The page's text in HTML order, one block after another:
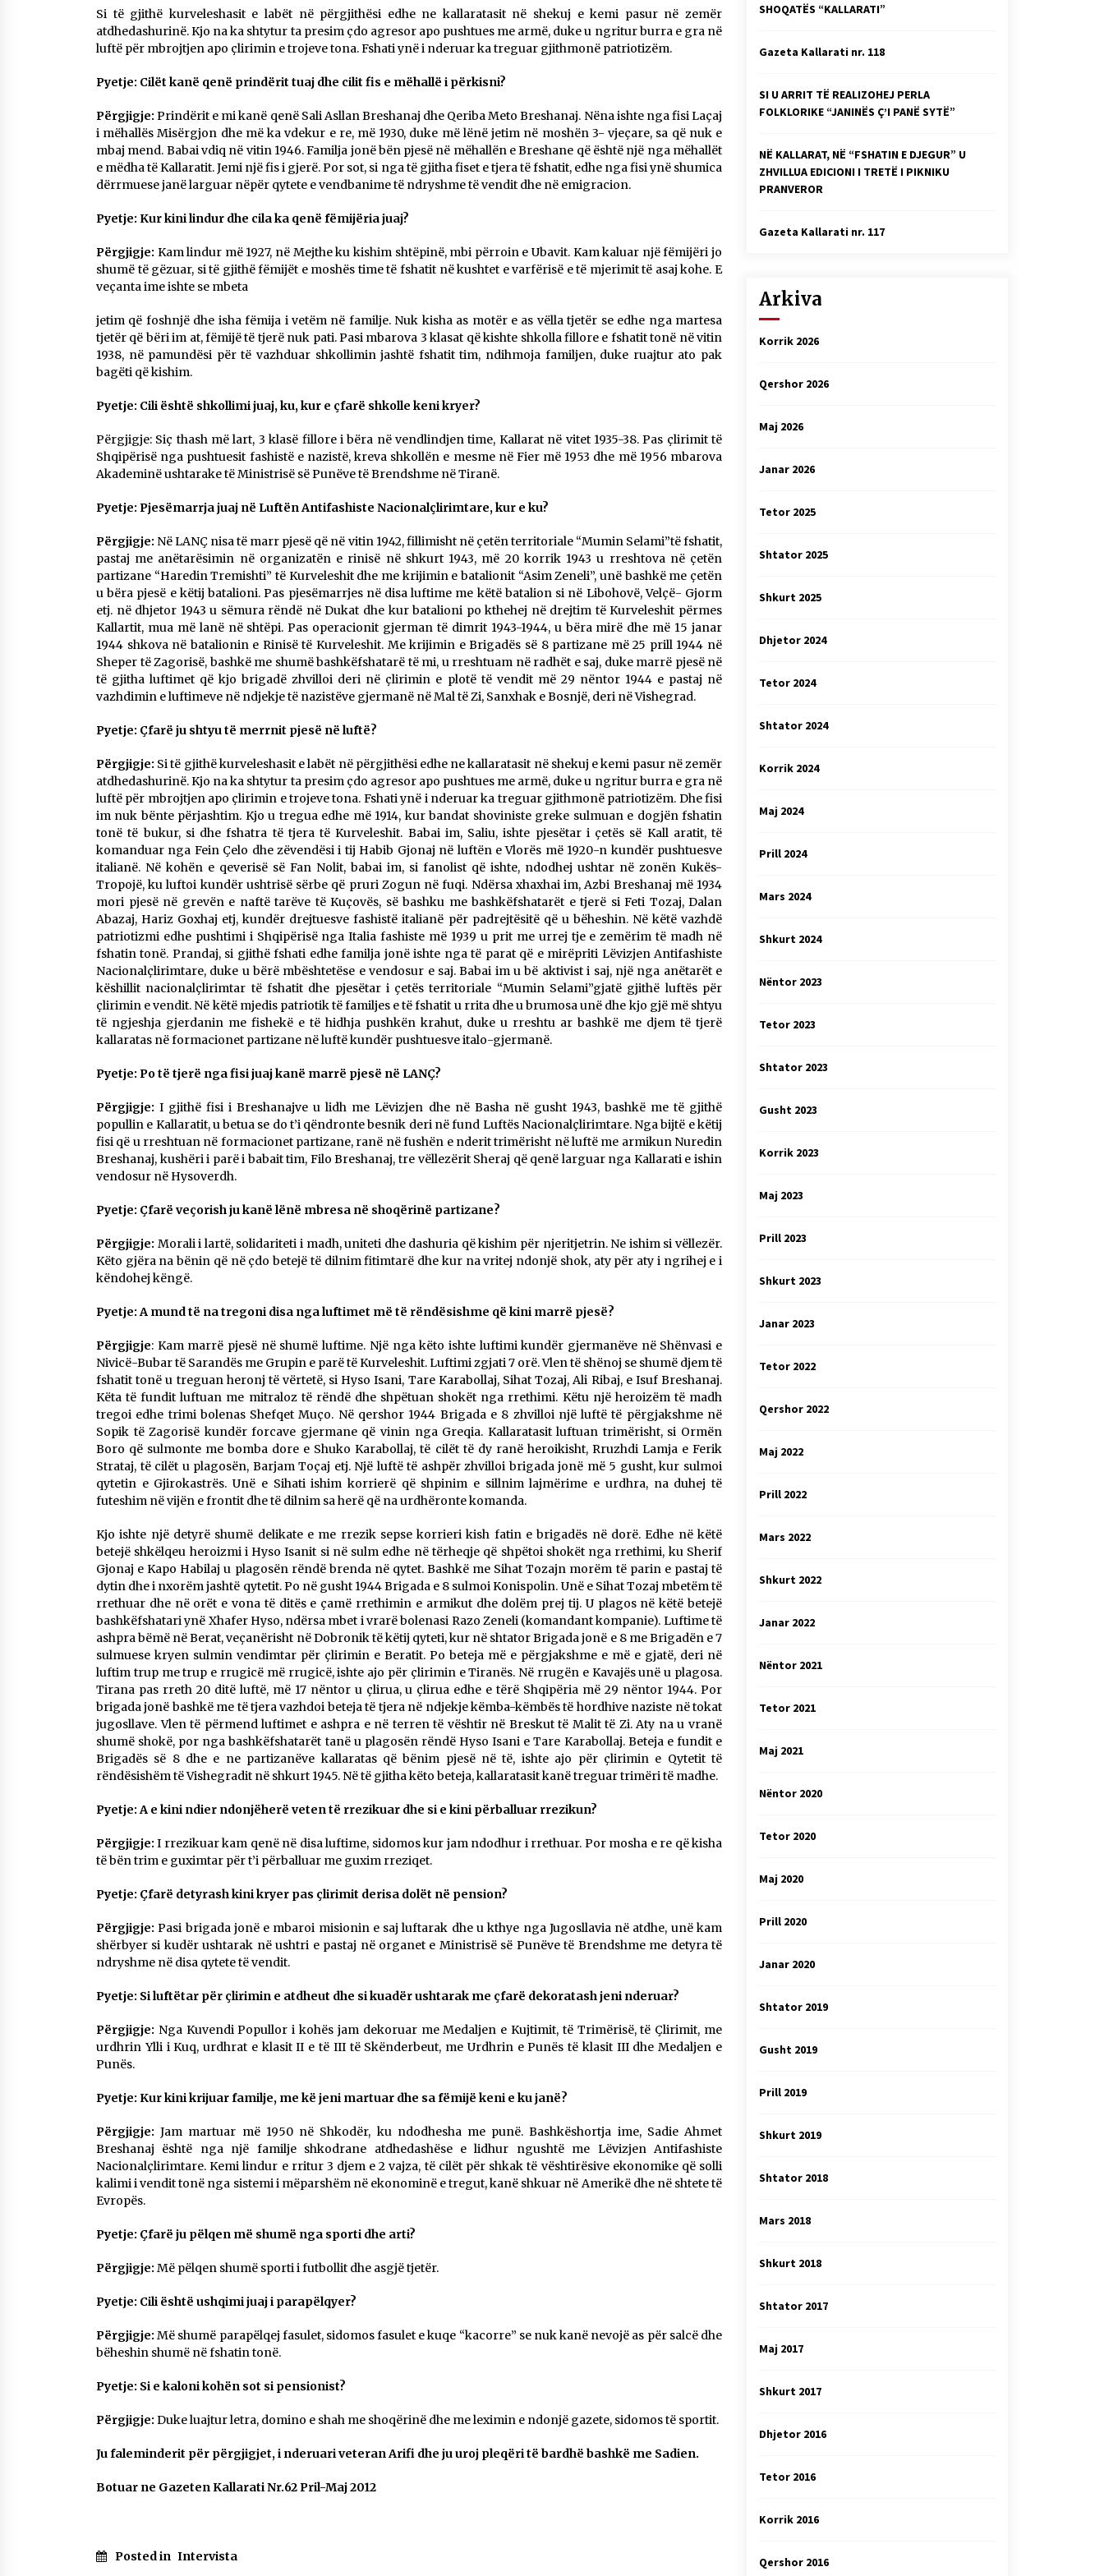
Mbi kockat e martirëve ngrihet
Atdheu
17/10/2025
Gazeta Kallarati nr. 115
14/10/2025
Faksimilet e një 83 vjetori lufte:
04/10/2025
VENDIT – NGA ÇIZE XHAFERAJ
22/09/2025
MATEMATIKËS, POR EDHE SI NJË
BANOR I PËRKOHSHËM I TIJ”
12/09/2025
Gazeta Kallarati nr. 114
06/02/2025
Si të gjithë kurveleshasit e labët në përgjithësi edhe ne kallaratasit në shekuj e kemi pasur në zemër
atdhedashurinë. Kjo na ka shtytur ta presim çdo agresor apo pushtues me armë, duke u ngritur burra e gra në
luftë për mbrojtjen apo çlirimin e trojeve tona. Fshati ynë i nderuar ka treguar gjithmonë patriotizëm.
Pyetje: Cilët kanë qenë prindërit tuaj dhe cilit fis e mëhallë i përkisni?
Përgjigje: Prindërit e mi kanë qenë Sali Asllan Breshanaj dhe Qeriba Meto Breshanaj. Nëna ishte nga fisi Laçaj
i mëhallës Misërgjon dhe më ka vdekur e re, më 1930, duke më lënë jetim në moshën 3- vjeçare, sa që nuk e
mbaj mend. Babai vdiq në vitin 1946. Familja jonë bën pjesë në mëhallën e Breshane që është një nga mëhallët
e mëdha të Kallaratit. Jemi një fis i gjerë. Por sot, si nga të gjitha fiset e tjera të fshatit, edhe nga fisi ynë shumica
dërrmuese janë larguar nëpër qytete e vendbanime të ndryshme të vendit dhe në emigracion.
Pyetje: Kur kini lindur dhe cila ka qenë fëmijëria juaj?
Përgjigje: Kam lindur më 1927, në Mejthe ku kishim shtëpinë, mbi përroin e Ubavit. Kam kaluar një fëmijëri jo
shumë të gëzuar, si të gjithë fëmijët e moshës time të fshatit në kushtet e varfërisë e të mjerimit të asaj kohe. E
veçanta ime ishte se mbeta
jetim që foshnjë dhe isha fëmija i vetëm në familje. Nuk kisha as motër e as vëlla tjetër se edhe nga martesa
tjetër që bëri im at, fëmijë të tjerë nuk pati. Pasi mbarova 3 klasat që kishte shkolla fillore e fshatit tonë në vitin
1938, në pamundësi për të vazhduar shkollimin jashtë fshatit tim, ndihmoja familjen, duke ruajtur ato pak
bagëti që kishim.
Pyetje: Cili është shkollimi juaj, ku, kur e çfarë shkolle keni kryer?
Përgjigje: Siç thash më lart, 3 klasë fillore i bëra në vendlindjen time, Kallarat në vitet 1935-38. Pas çlirimit të
Shqipërisë nga pushtuesit fashistë e nazistë, kreva shkollën e mesme në Fier më 1953 dhe më 1956 mbarova
Akademinë ushtarake të Ministrisë së Punëve të Brendshme në Tiranë.
Pyetje: Pjesëmarrja juaj në Luftën Antifashiste Nacionalçlirimtare, kur e ku?
Përgjigje: Në LANÇ nisa të marr pjesë që në vitin 1942, fillimisht në çetën territoriale “Mumin Selami”të fshatit,
pastaj me anëtarësimin në organizatën e rinisë në shkurt 1943, më 20 korrik 1943 u rreshtova në çetën
partizane “Haredin Tremishti” të Kurveleshit dhe me krijimin e batalionit “Asim Zeneli”, unë bashkë me çetën
u bëra pjesë e këtij batalioni. Pas pjesëmarrjes në disa luftime me këtë batalion si në Libohovë, Velçë- Gjorm
etj. në dhjetor 1943 u sëmura rëndë në Dukat dhe kur batalioni po kthehej në drejtim të Kurveleshit përmes
Kallartit, mua më lanë në shtëpi. Pas operacionit gjerman të dimrit 1943-1944, u bëra mirë dhe më 15 janar
1944 shkova në batalionin e Rinisë të Kurveleshit. Me krijimin e Brigadës së 8 partizane më 25 prill 1944 në
Sheper të Zagorisë, bashkë me shumë bashkëfshatarë të mi, u rreshtuam në radhët e saj, duke marrë pjesë në
të gjitha luftimet që kjo brigadë zhvilloi deri në çlirimin e plotë të vendit më 29 nëntor 1944 e pastaj në
vazhdimin e luftimeve në ndjekje të nazistëve gjermanë në Mal të Zi, Sanxhak e Bosnjë, deri në Vishegrad.
Pyetje: Çfarë ju shtyu të merrnit pjesë në luftë?
Përgjigje: Si të gjithë kurveleshasit e labët në përgjithësi edhe ne kallaratasit në shekuj e kemi pasur në zemër
atdhedashurinë. Kjo na ka shtytur ta presim çdo agresor apo pushtues me armë, duke u ngritur burra e gra në
luftë për mbrojtjen apo çlirimin e trojeve tona. Fshati ynë i nderuar ka treguar gjithmonë patriotizëm. Dhe fisi
im nuk bënte përjashtim. Kjo u tregua edhe më 1914, kur bandat shoviniste greke sulmuan e dogjën fshatin
tonë të bukur, si dhe fshatra të tjera të Kurveleshit. Babai im, Saliu, ishte pjesëtar i çetës së Kall aratit, të
komanduar nga Fein Çelo dhe zëvendësi i tij Habib Gjonaj në luftën e Vlorës më 1920-n kundër pushtuesve
italianë. Në kohën e qeverisë së Fan Nolit, babai im, si fanolist që ishte, ndodhej ushtar në zonën Kukës-
Tropojë, ku luftoi kundër ushtrisë sërbe që pruri Zogun në fuqi. Ndërsa xhaxhai im, Azbi Breshanaj më 1934
mori pjesë në grevën e naftë tarëve të Kuçovës, së bashku me bashkëfshatarët e tjerë si Feti Tozaj, Dalan
Abazaj, Hariz Goxhaj etj, kundër drejtuesve fashistë italianë për padrejtësitë që u bëheshin. Në këtë vazhdë
patriotizmi edhe pushtimi i Shqipërisë nga Italia fashiste më 1939 u prit me urrej tje e zemërim të madh në
fshatin tonë. Prandaj, si gjithë fshati edhe familja jonë ishte nga të parat që e mirëpriti Lëvizjen Antifashiste
Nacionalçlirimtare, duke u bërë mbështetëse e vendosur e saj. Babai im u bë aktivist i saj, një nga anëtarët e
këshillit nacionalçlirimtar të fshatit dhe pjesëtar i çetës territoriale “Mumin Selami”gjatë gjithë luftës për
çlirimin e vendit. Në këtë mjedis patriotik të familjes e të fshatit u rrita dhe u brumosa unë dhe kjo gjë më shtyu
të ngjeshja gjerdanin me fishekë e të hidhja pushkën krahut, duke u rreshtu ar bashkë me djem të tjerë
kallaratas në formacionet partizane në luftë kundër pushtuesve italo-gjermanë.
Pyetje: Po të tjerë nga fisi juaj kanë marrë pjesë në LANÇ?
Përgjigje: I gjithë fisi i Breshanajve u lidh me Lëvizjen dhe në Basha në gusht 1943, bashkë me të gjithë
popullin e Kallaratit, u betua se do t’i qëndronte besnik deri në fund Luftës Nacionalçlirimtare. Nga bijtë e këtij
fisi që u rreshtuan në formacionet partizane, ranë në fushën e nderit trimërisht në luftë me armikun Nuredin
Breshanaj, kushëri i parë i babait tim, Filo Breshanaj, tre vëllezërit Sheraj që qenë larguar nga Kallarati e ishin
vendosur në Hysoverdh.
Pyetje: Çfarë veçorish ju kanë lënë mbresa në shoqërinë partizane?
Përgjigje: Morali i lartë, solidariteti i madh, uniteti dhe dashuria që kishim për njeritjetrin. Ne ishim si vëllezër.
Këto gjëra na bënin që në çdo betejë të dilnim fitimtarë dhe kur na vritej ndonjë shok, aty për aty i ngrihej e i
këndohej këngë.
Pyetje: A mund të na tregoni disa nga luftimet më të rëndësishme që kini marrë pjesë?
Përgjigje: Kam marrë pjesë në shumë luftime. Një nga këto ishte luftimi kundër gjermanëve në Shënvasi e
Nivicë-Bubar të Sarandës me Grupin e parë të Kurveleshit. Luftimi zgjati 7 orë. Vlen të shënoj se shumë djem të
fshatit tonë u treguan heronj të vërtetë, si Hyso Isani, Tare Karabollaj, Sihat Tozaj, Ali Ribaj, e Isuf Breshanaj.
Këta të fundit luftuan me mitraloz të rëndë dhe shpëtuan shokët nga rrethimi. Këtu një heroizëm të madh
tregoi edhe trimi bolenas Shefqet Muço. Në qershor 1944 Brigada e 8 zhvilloi një luftë të përgjakshme në
Sopik të Zagorisë kundër forcave gjermane që vinin nga Greqia. Kallaratasit luftuan trimërisht, si Ormën
Boro që sulmonte me bomba dore e Shuko Karabollaj, të cilët të dy ranë heroikisht, Rruzhdi Lamja e Ferik
Strataj, të cilët u plagosën, Barjam Toçaj etj. Një luftë të ashpër zhvilloi brigada jonë më 5 gusht, kur sulmoi
qytetin e Gjirokastrës. Unë e Sihati ishim korrierë që shpinim e sillnim lajmërime e urdhra, na duhej të
futeshim në vijën e frontit dhe të dilnim sa herë që na urdhëronte komanda.
Kjo ishte një detyrë shumë delikate e me rrezik sepse korrieri kish fatin e brigadës në dorë. Edhe në këtë
betejë shkëlqeu heroizmi i Hyso Isanit si në sulm edhe në tërheqje që shpëtoi shokët nga rrethimi, ku Sherif
Gjonaj e Kapo Habilaj u plagosën rëndë brenda në qytet. Bashkë me Sihat Tozajn morëm të parin e pastaj të
dytin dhe i nxorëm jashtë qytetit. Po në gusht 1944 Brigada e 8 sulmoi Konispolin. Unë e Sihat Tozaj mbetëm të
rrethuar dhe në orët e vona të ditës e çamë rrethimin e armikut dhe dolëm prej tij. U plagos në këtë betejë
bashkëfshatari ynë Xhafer Hyso, ndërsa mbet i vrarë bolenasi Razo Zeneli (komandant kompanie). Luftime të
ashpra bëmë në Berat, veçanërisht në Dobronik të këtij qyteti, kur në shtator Brigada jonë e 8 me Brigadën e 7
sulmuese kryen sulmin vendimtar për çlirimin e Beratit. Po beteja më e përgjakshme e më e gjatë, deri në
luftim trup me trup e rrugicë më rrugicë, ishte ajo për çlirimin e Tiranës. Në rrugën e Kavajës unë u plagosa.
Tirana pas rreth 20 ditë luftë, më 17 nëntor u çlirua, u çlirua edhe e tërë Shqipëria më 29 nëntor 1944. Por
brigada jonë bashkë me të tjera vazhdoi beteja të tjera në ndjekje këmba-këmbës të hordhive naziste në tokat
jugosllave. Vlen të përmend luftimet e ashpra e në terren të vështir në Breskut të Malit të Zi. Aty na u vranë
shumë shokë, por nga bashkëfshatarët tanë u plagosën rëndë Hyso Isani e Tare Karabollaj. Beteja e fundit e
Brigadës së 8 dhe e ne partizanëve kallaratas që bënim pjesë në të, ishte ajo për çlirimin e Qytetit të
rëndësishëm të Vishegradit në shkurt 1945. Në të gjitha këto beteja, kallaratasit kanë treguar trimëri të madhe.
Pyetje: A e kini ndier ndonjëherë veten të rrezikuar dhe si e kini përballuar rrezikun?
Përgjigje: I rrezikuar kam qenë në disa luftime, sidomos kur jam ndodhur i rrethuar. Por mosha e re që kisha
të bën trim e guximtar për t’i përballuar me guxim rreziqet.
Pyetje: Çfarë detyrash kini kryer pas çlirimit derisa dolët në pension?
Përgjigje: Pasi brigada jonë e mbaroi misionin e saj luftarak dhe u kthye nga Jugosllavia në atdhe, unë kam
shërbyer si kudër ushtarak në ushtri e pastaj në organet e Ministrisë së Punëve të Brendshme me detyra të
ndryshme në disa qytete të vendit.
Pyetje: Si luftëtar për çlirimin e atdheut dhe si kuadër ushtarak me çfarë dekoratash jeni nderuar?
Përgjigje: Nga Kuvendi Popullor i kohës jam dekoruar me Medaljen e Kujtimit, të Trimërisë, të Çlirimit, me
urdhrin Ylli i Kuq, urdhrat e klasit II e të III të Skënderbeut, me Urdhrin e Punës të klasit III dhe Medaljen e
Punës.
Pyetje: Kur kini krijuar familje, me kë jeni martuar dhe sa fëmijë keni e ku janë?
Përgjigje: Jam martuar më 1950 në Shkodër, ku ndodhesha me punë. Bashkëshortja ime, Sadie Ahmet
Breshanaj është nga një familje shkodrane atdhedashëse e lidhur ngushtë me Lëvizjen Antifashiste
Nacionalçlirimtare. Kemi lindur e rritur 3 djem e 2 vajza, të cilët për shkak të vështirësive ekonomike që solli
kalimi i vendit tonë nga sistemi i mëparshëm në ekonominë e tregut, kanë shkuar në Amerikë dhe në shtete të
Evropës.
Pyetje: Çfarë ju pëlqen më shumë nga sporti dhe arti?
Përgjigje: Më pëlqen shumë sporti i futbollit dhe asgjë tjetër.
Pyetje: Cili është ushqimi juaj i parapëlqyer?
Përgjigje: Më shumë parapëlqej fasulet, sidomos fasulet e kuqe “kacorre” se nuk kanë nevojë as për salcë dhe
bëheshin shumë në fshatin tonë.
Pyetje: Si e kaloni kohën sot si pensionist?
Përgjigje: Duke luajtur letra, domino e shah me shoqërinë dhe me leximin e ndonjë gazete, sidomos të sportit.
Ju faleminderit për përgjigjet, i nderuari veteran Arifi dhe ju uroj pleqëri të bardhë bashkë me Sadien.
Botuar ne Gazeten Kallarati Nr.62 Pril-Maj 2012
Posted in Intervista
SHOQATËS “KALLARATI”
Gazeta Kallarati nr. 118
SI U ARRIT TË REALIZOHEJ PERLA
FOLKLORIKE “JANINËS Ç’I PANË SYTË”
NË KALLARAT, NË “FSHATIN E DJEGUR” U
ZHVILLUA EDICIONI I TRETË I PIKNIKU
PRANVEROR
Gazeta Kallarati nr. 117
Arkiva
Korrik 2026
Qershor 2026
Maj 2026
Janar 2026
Tetor 2025
Shtator 2025
Shkurt 2025
Dhjetor 2024
Tetor 2024
Shtator 2024
Korrik 2024
Maj 2024
Prill 2024
Mars 2024
Shkurt 2024
Nëntor 2023
Tetor 2023
Shtator 2023
Gusht 2023
Korrik 2023
Maj 2023
Prill 2023
Shkurt 2023
Janar 2023
Tetor 2022
Qershor 2022
Maj 2022
Prill 2022
Mars 2022
Shkurt 2022
Janar 2022
Nëntor 2021
Tetor 2021
Maj 2021
Nëntor 2020
Tetor 2020
Maj 2020
Prill 2020
Janar 2020
Shtator 2019
Gusht 2019
Prill 2019
Shkurt 2019
Shtator 2018
Mars 2018
Shkurt 2018
Shtator 2017
Maj 2017
Shkurt 2017
Dhjetor 2016
Tetor 2016
Korrik 2016
Qershor 2016